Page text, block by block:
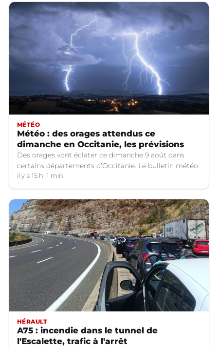
MÉTÉO
Météo : des orages attendus ce
dimanche en Occitanie, les prévisions
Des orages vont éclater ce dimanche 9 août dans
certains départements d’Occitanie. Le bulletin météo.
il y a 15 h 1 min
HÉRAULT
A75 : incendie dans le tunnel de
l'Escalette, trafic à l'arrêt